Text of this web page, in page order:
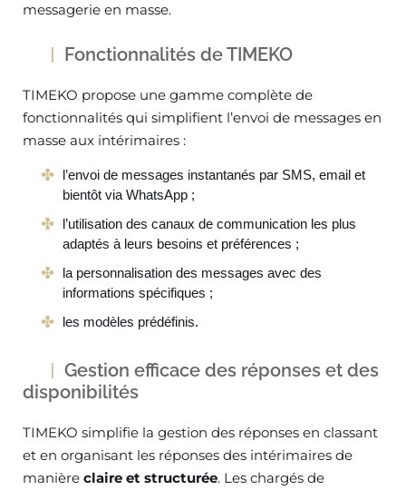
messagerie en masse.
Fonctionnalités de TIMEKO
TIMEKO propose une gamme complète de
fonctionnalités qui simplifient l’envoi de messages en
masse aux intérimaires :
l’envoi de messages instantanés par SMS, email et
bientôt via WhatsApp ;
l’utilisation des canaux de communication les plus
adaptés à leurs besoins et préférences ;
la personnalisation des messages avec des
informations spécifiques ;
les modèles prédéfinis.
Gestion efficace des réponses et des
disponibilités
TIMEKO simplifie la gestion des réponses en classant
et en organisant les réponses des intérimaires de
manière claire et structurée. Les chargés de